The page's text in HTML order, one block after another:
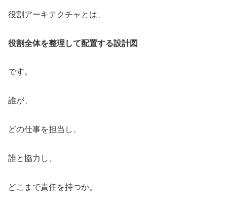
役割アーキテクチャとは、
役割全体を整理して配置する設計図
です。
誰が、
どの仕事を担当し、
誰と協力し、
どこまで責任を持つか。